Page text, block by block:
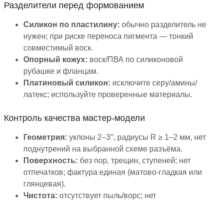
Разделители перед формованием
Силикон по пластилину: обычно разделитель не
нужен; при риске переноса пигмента — тонкий
совместимый воск.
Опорный кожух: воск/ПВА по силиконовой
рубашке и фланцам.
Платиновый силикон: исключите серу/амины/
латекс; используйте проверенные материалы.
Контроль качества мастер-модели
Геометрия: уклоны 2–3°, радиусы R ≥ 1–2 мм, нет
поднутрений на выбранной схеме разъёма.
Поверхность: без пор, трещин, ступеней; нет
отпечатков; фактура единая (матово-гладкая или
глянцевая).
Чистота: отсутствует пыль/ворс; нет